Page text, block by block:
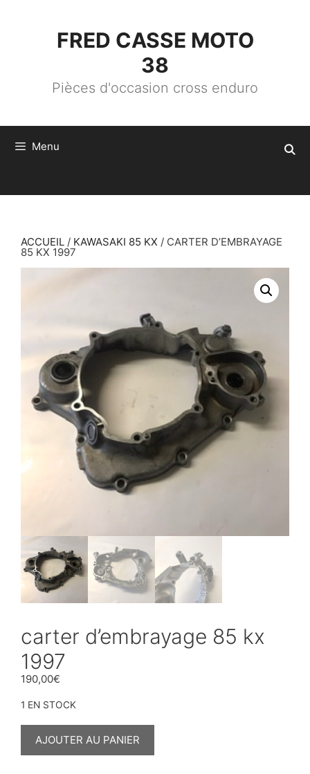
FRED CASSE MOTO
38
Pièces d'occasion cross enduro
Menu
ACCUEIL / KAWASAKI 85 KX / CARTER D’EMBRAYAGE
85 KX 1997
carter d’embrayage 85 kx
1997
190,00€
1 EN STOCK
QUANTITÉ
AJOUTER AU PANIER